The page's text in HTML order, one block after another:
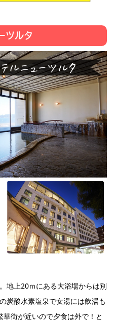
ツルタ
地上20ｍにある大浴場からは別
炭酸水素塩泉で女湯には飲湯も
街が近いので夕食は外で！と